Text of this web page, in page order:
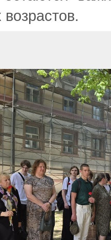
возрастов.